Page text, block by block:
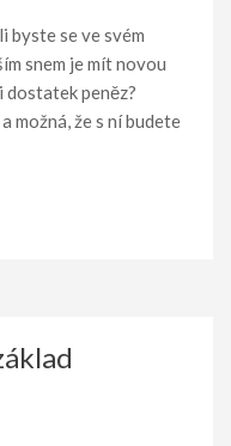
byste se ve svém
snem je mít novou
dostatek peněz?
možná, že s ní budete